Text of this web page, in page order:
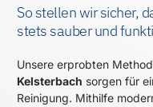
So stellen wir sicher,
stets sauber und
Unsere erprobten
Kelsterbach sorgen für
Reinigung. Mithilfe